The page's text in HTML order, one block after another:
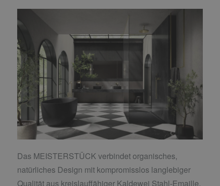
Das MEISTERSTÜCK verbindet organisches,
natürliches Design mit kompromisslos langlebiger
Qualität aus kreislauffähiger Kaldewei Stahl-Emaille.